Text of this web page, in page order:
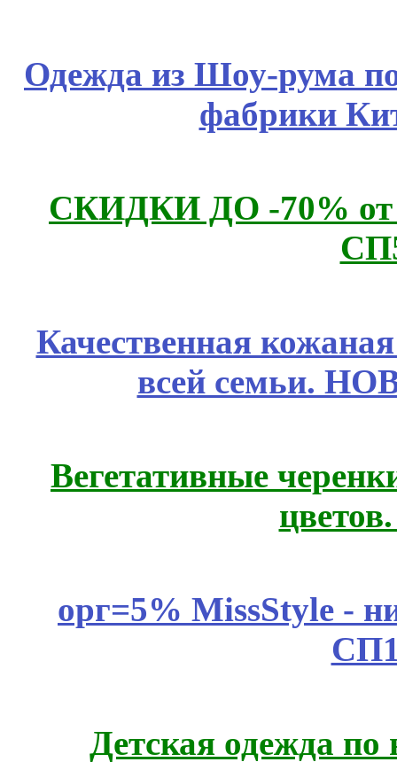
Одежда из Шоу-рума
фабрики
СКИДКИ ДО -70%
Качественная
всей семьи.
Вегетативные
орг=5% MissStyle -
Детская одежда